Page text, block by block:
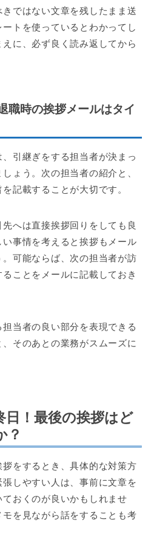
ではない文章を残したまま送
トを使っているとわかってし
に、必ず良く読み返してから
職時の挨拶メールはタイ
引継ぎをする担当者が決まっ
ょう。次の担当者の紹介と、
記載することが大切です。
へは直接挨拶回りをしても良
事情を考えると挨拶もメール
可能ならば、次の担当者が訪
ことをメールに記載しておき
当者の良い部分を表現できる
そのあとの業務がスムーズに
日！最後の挨拶はど
？
をするとき、具体的な対策方
しやすい人は、事前に文章を
おくのが良いかもしれませ
を見ながら話をすることも考